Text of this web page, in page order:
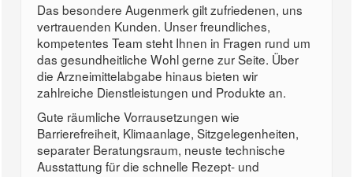
Das besondere Augenmerk gilt zufriedenen, uns
vertrauenden Kunden. Unser freundliches,
kompetentes Team steht Ihnen in Fragen rund um
das gesundheitliche Wohl gerne zur Seite. Über
die Arzneimittelabgabe hinaus bieten wir
zahlreiche Dienstleistungen und Produkte an.
Gute räumliche Vorrausetzungen wie
Barrierefreiheit, Klimaanlage, Sitzgelegenheiten,
separater Beratungsraum, neuste technische
Ausstattung für die schnelle Rezept- und